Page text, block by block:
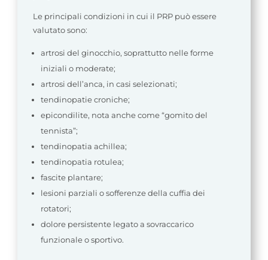
Le principali condizioni in cui il PRP può essere
valutato sono:
artrosi del ginocchio, soprattutto nelle forme
iniziali o moderate;
artrosi dell’anca, in casi selezionati;
tendinopatie croniche;
epicondilite, nota anche come “gomito del
tennista”;
tendinopatia achillea;
tendinopatia rotulea;
fascite plantare;
lesioni parziali o sofferenze della cuffia dei
rotatori;
dolore persistente legato a sovraccarico
funzionale o sportivo.